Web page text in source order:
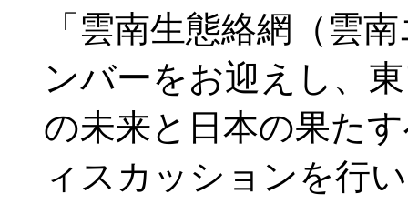
「雲南生態絡網（雲
ンバーをお迎えし、
の未来と日本の果た
ィスカッションを行